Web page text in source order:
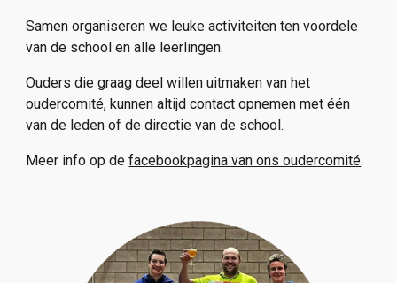
Samen organiseren we leuke activiteiten ten voordele
van de school en alle leerlingen.
Ouders die graag deel willen uitmaken van het
oudercomité, kunnen altijd contact opnemen met één
van de leden of de directie van de school.
Meer info op defacebookpagina van ons oudercomité.